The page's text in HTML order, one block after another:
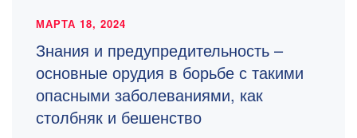
МАРТА 18, 2024
Знания и предупредительность –
основные орудия в борьбе с такими
опасными заболеваниями, как
столбняк и бешенство